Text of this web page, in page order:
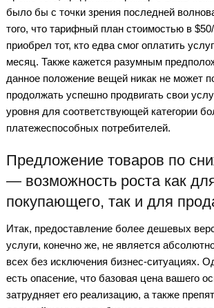
было бы с точки зрения последней
того, что тарифный план стоимостью в
приобрел тот, кто едва смог оплатить
месяц. Также кажется разумным
данное положение вещей никак не может
продолжать успешно продвигать свои
уровня для соответствующей категории
платежеспособных потребителей.
Предложение товаров по
— возможность роста как
покупающего, так и для
Итак, предоставление более дешевых
услуги, конечно же, не является
всех без исключения бизнес-ситуациях.
есть опасение, что базовая цена вашего
затрудняет его реализацию, а также